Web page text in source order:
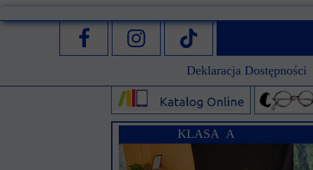
KLASA A
Deklaracja Dostępności